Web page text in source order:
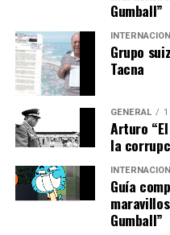
La llegada de Mendoza a
implicaciones. Por un
como líder en la
Por otro, plantea
planea llenar el vacío
este movimiento podría
considerar cambios
más el panorama
En términos de audiencia,
podría atraer a sus
Gumball”
Grupo
Tacna
GENERAL
Arturo
la
Guía
Gumball”